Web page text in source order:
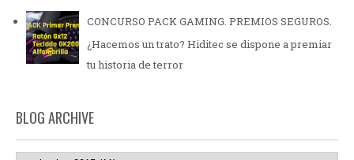
CONCURSO PACK GAMING. PREMIOS SEGUROS.
¿Hacemos un trato? Hiditec se dispone a premiar
tu historia de terror
BLOG ARCHIVE